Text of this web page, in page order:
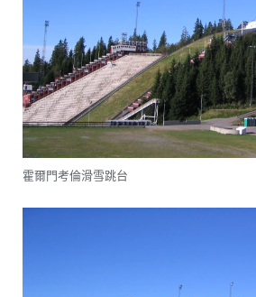
霍爾門考倫滑雪跳台